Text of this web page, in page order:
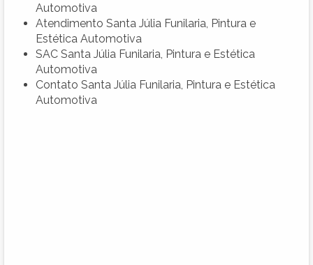
Automotiva
Atendimento Santa Júlia Funilaria, Pintura e
Estética Automotiva
SAC Santa Júlia Funilaria, Pintura e Estética
Automotiva
Contato Santa Júlia Funilaria, Pintura e Estética
Automotiva